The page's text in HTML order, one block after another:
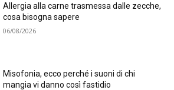
Allergia alla carne trasmessa dalle zecche,
cosa bisogna sapere
06/08/2026
Misofonia, ecco perché i suoni di chi
mangia vi danno così fastidio